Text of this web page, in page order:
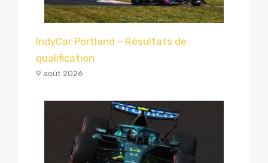
IndyCar Portland – Résultats de
qualification
9 août 2026